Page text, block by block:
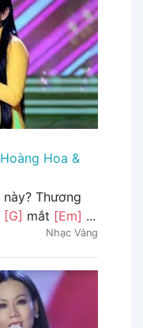
Hoàng Hoa &
này? Thương
[G] mắt [Em] ...
Nhạc Vàng